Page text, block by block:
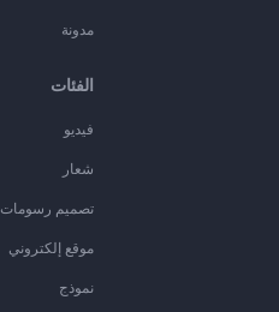
مدونة
الفئات
فيديو
شعار
تصميم رسومات
موقع إلكتروني
نموذج